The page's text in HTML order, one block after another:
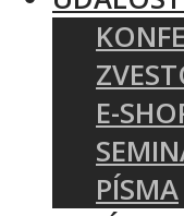
E-
PÍSMA